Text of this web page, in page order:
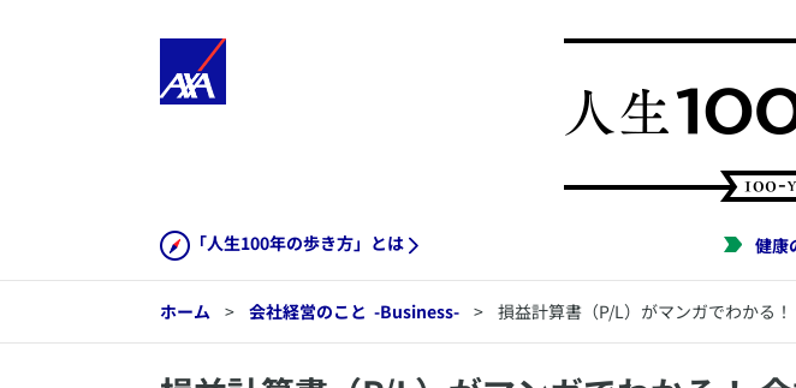
「人生100年の歩き方」とは 健康
ホーム > 会社経営のこと -Business- > 損益計算書（P/L）がマンガでわかる